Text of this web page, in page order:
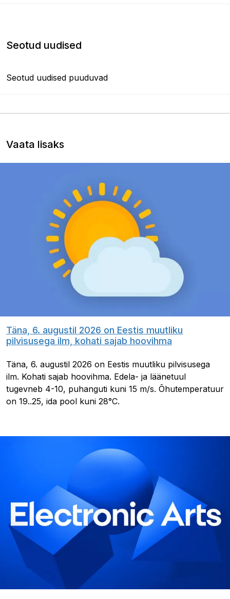
Seotud uudised
Seotud uudised puuduvad
Vaata lisaks
Täna, 6. augustil 2026 on Eestis muutliku
pilvisusega ilm, kohati sajab hoovihma
Täna, 6. augustil 2026 on Eestis muutliku pilvisusega
ilm. Kohati sajab hoovihma. Edela- ja läänetuul
tugevneb 4-10, puhanguti kuni 15 m/s. Õhutemperatuur
on 19..25, ida pool kuni 28°C.